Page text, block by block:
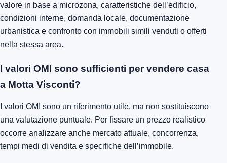
valore in base a microzona, caratteristiche dell’edificio,
condizioni interne, domanda locale, documentazione
urbanistica e confronto con immobili simili venduti o offerti
nella stessa area.
I valori OMI sono sufficienti per vendere casa
a Motta Visconti?
I valori OMI sono un riferimento utile, ma non sostituiscono
una valutazione puntuale. Per fissare un prezzo realistico
occorre analizzare anche mercato attuale, concorrenza,
tempi medi di vendita e specifiche dell’immobile.